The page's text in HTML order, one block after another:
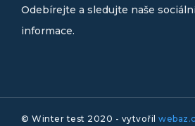
Odebírejte a sledujte naše
informace.
© Winter test 2020 - vytvořil